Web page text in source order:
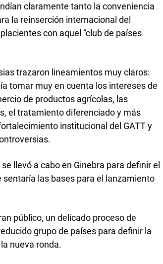
claramente tanto la conveniencia
la reinserción internacional del
con aquel “club de países
trazaron lineamientos muy claros:
tomar muy en cuenta los intereses de
de productos agrícolas, las
el tratamiento diferenciado y más
institucional del GATT y
llevó a cabo en Ginebra para definir el
las bases para el lanzamiento
público, un delicado proceso de
grupo de países para definir la
nueva ronda.